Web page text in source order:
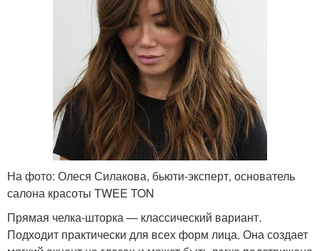
На фото: Олеся Силакова, бьюти-эксперт, основатель
салона красоты TWEE TON
Прямая челка-шторка — классический вариант.
Подходит практически для всех форм лица. Она создает